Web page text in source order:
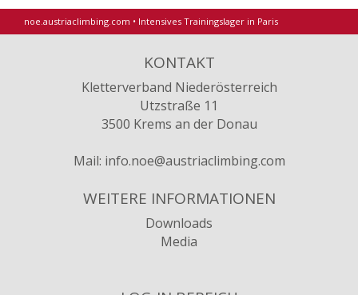
noe.austriaclimbing.com • Intensives Trainingslager in Paris
KONTAKT
Kletterverband Niederösterreich
Utzstraße 11
3500 Krems an der Donau
Mail: info.noe@austriaclimbing.com
WEITERE INFORMATIONEN
Downloads
Media